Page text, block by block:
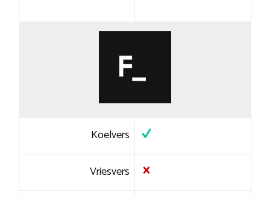
Koelvers
Vriesvers